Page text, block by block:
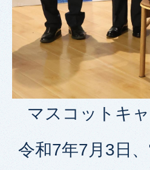
マスコットキ
令和7年7月3日